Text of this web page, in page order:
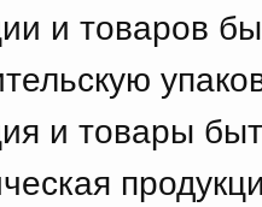
и товаров
и товары